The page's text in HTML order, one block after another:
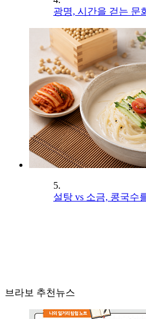
광명, 시간을 걷는 문
5.
설탕 vs 소금, 콩국수
브라보 추천뉴스